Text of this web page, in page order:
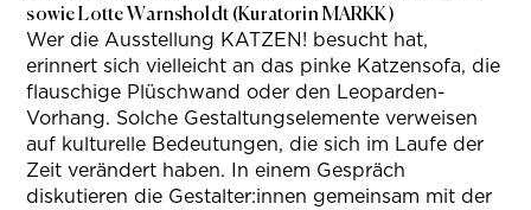
sowie Lotte Warnsholdt (Kuratorin MARKK)
Wer die Ausstellung KATZEN! besucht hat,
erinnert sich vielleicht an das pinke Katzensofa, die
flauschige Plüschwand oder den Leoparden-
Vorhang. Solche Gestaltungselemente verweisen
auf kulturelle Bedeutungen, die sich im Laufe der
Zeit verändert haben. In einem Gespräch
diskutieren die Gestalter:innen gemeinsam mit der